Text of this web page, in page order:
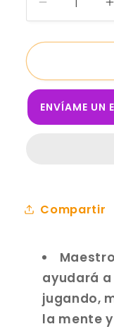
Reducir
cantidad
para
AJEDREZ
PARA
NIÑOS:
Juego
ENVÍAME UN
Compartir
ayudará
jugando,
la mente